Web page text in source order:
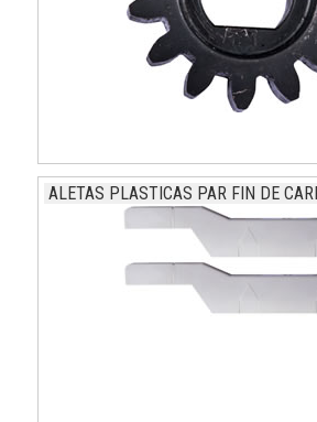
ALETAS PLASTICAS PAR FIN DE